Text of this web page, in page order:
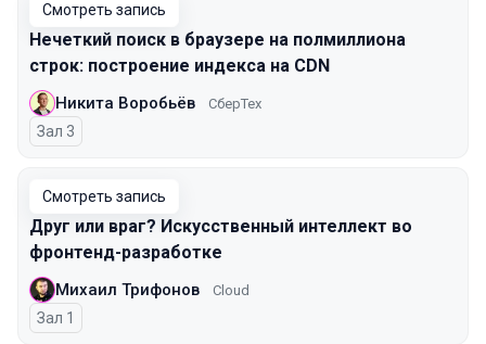
Смотреть запись
Нечеткий поиск в браузере на полмиллиона
строк: построение индекса на CDN
Никита Воробьёв СберТех
Зал 3
Смотреть запись
Друг или враг? Искусственный интеллект во
фронтенд-разработке
Михаил Трифонов Cloud
Зал 1